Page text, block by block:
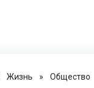
Жизнь » Общество